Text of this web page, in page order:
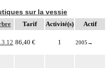
sur la vessie
Tarif Activité(s) Actif
86,40 € 1 2005 →